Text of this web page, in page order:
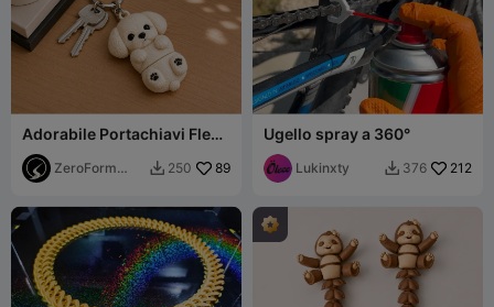
Adorabile Portachiavi Flexi
Cucciolo di Shih-tzu
ZeroForm
 250 89
Ugello spray a 360°
Lukinxty  376 212